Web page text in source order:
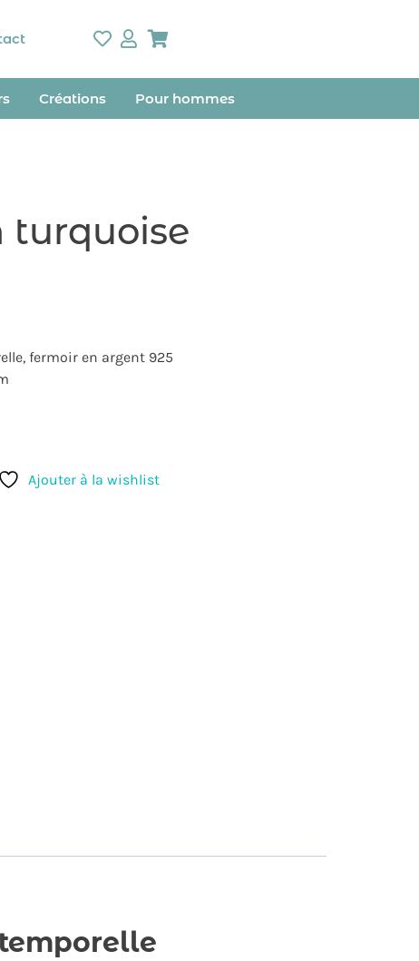
Créations Pour hommes
turquoise
fermoir en argent 925
Ajouter à la wishlist